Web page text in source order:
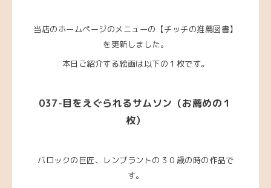
当店のホームページのメニューの【チッチの推薦図書】
を更新しました。
本日ご紹介する絵画は以下の１枚です。
037-目をえぐられるサムソン（お薦めの１
枚）
バロックの巨匠、レンブラントの３０歳の時の作品で
す。